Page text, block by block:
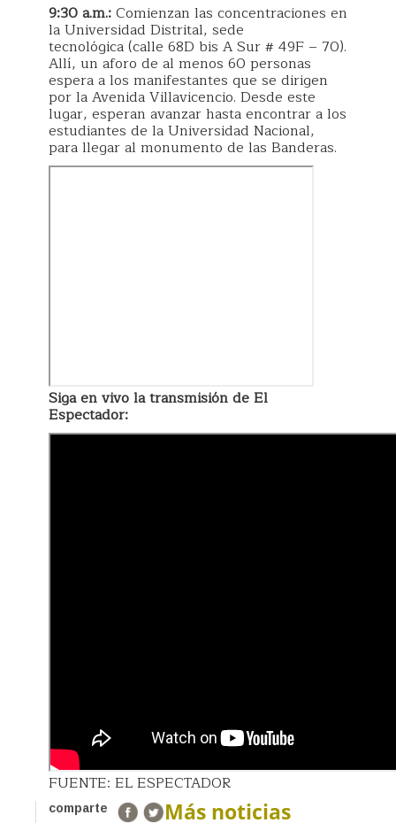
9:30 a.m.:Comienzan las concentraciones en
la Universidad Distrital, sede
tecnológica (calle 68D bis A Sur # 49F – 70).
Allí, un aforo de al menos 60 personas
espera a los manifestantes que se dirigen
por la Avenida Villavicencio. Desde este
lugar, esperan avanzar hasta encontrar a los
estudiantes de la Universidad Nacional,
para llegar al monumento de las Banderas.
Siga en vivo la transmisión de El
Espectador:
FUENTE: EL ESPECTADOR
comparte Más noticias